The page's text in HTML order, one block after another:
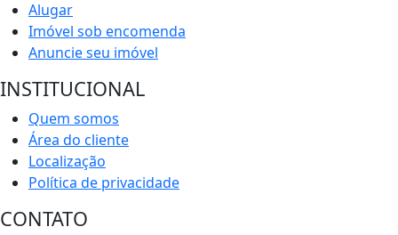
Alugar
Imóvel sob encomenda
Anuncie seu imóvel
INSTITUCIONAL
Quem somos
Área do cliente
Localização
Política de privacidade
CONTATO